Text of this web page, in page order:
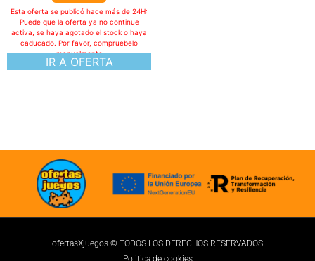
IR A OFERTA
Esta oferta se publicó hace más de 24H:
Puede que la oferta ya no continue
activa, se haya agotado el stock o haya
caducado. Por favor, compruebelo
manualmente
ofertasXjuegos © TODOS LOS DERECHOS RESERVADOS
Politica de cookies